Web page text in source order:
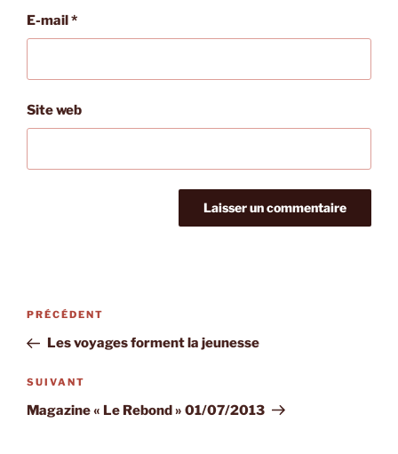
E-mail*
Site web
Navigation
l’article
Article
précédent
PRÉCÉDENT
Les voyages forment la jeunesse
Article
suivant
SUIVANT
Magazine « Le Rebond » 01/07/2013